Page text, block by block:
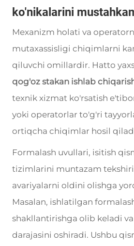
ko'nikalarini
Mexanizm holati va
mutaxassisligi chiqimlarni
qiluvchi omillardir. Hatto
qog'oz stakan ishlab
texnik xizmat ko'rsatish
yoki operatorlar to'g'ri
ortiqcha chiqimlar hosil
Formalash uvullari, isitish
tizimlarini muntazam
avariyalarni oldini olishga
Masalan, ishlatilgan
shakllantirishga olib keladi
darajasini oshiradi. Ushbu